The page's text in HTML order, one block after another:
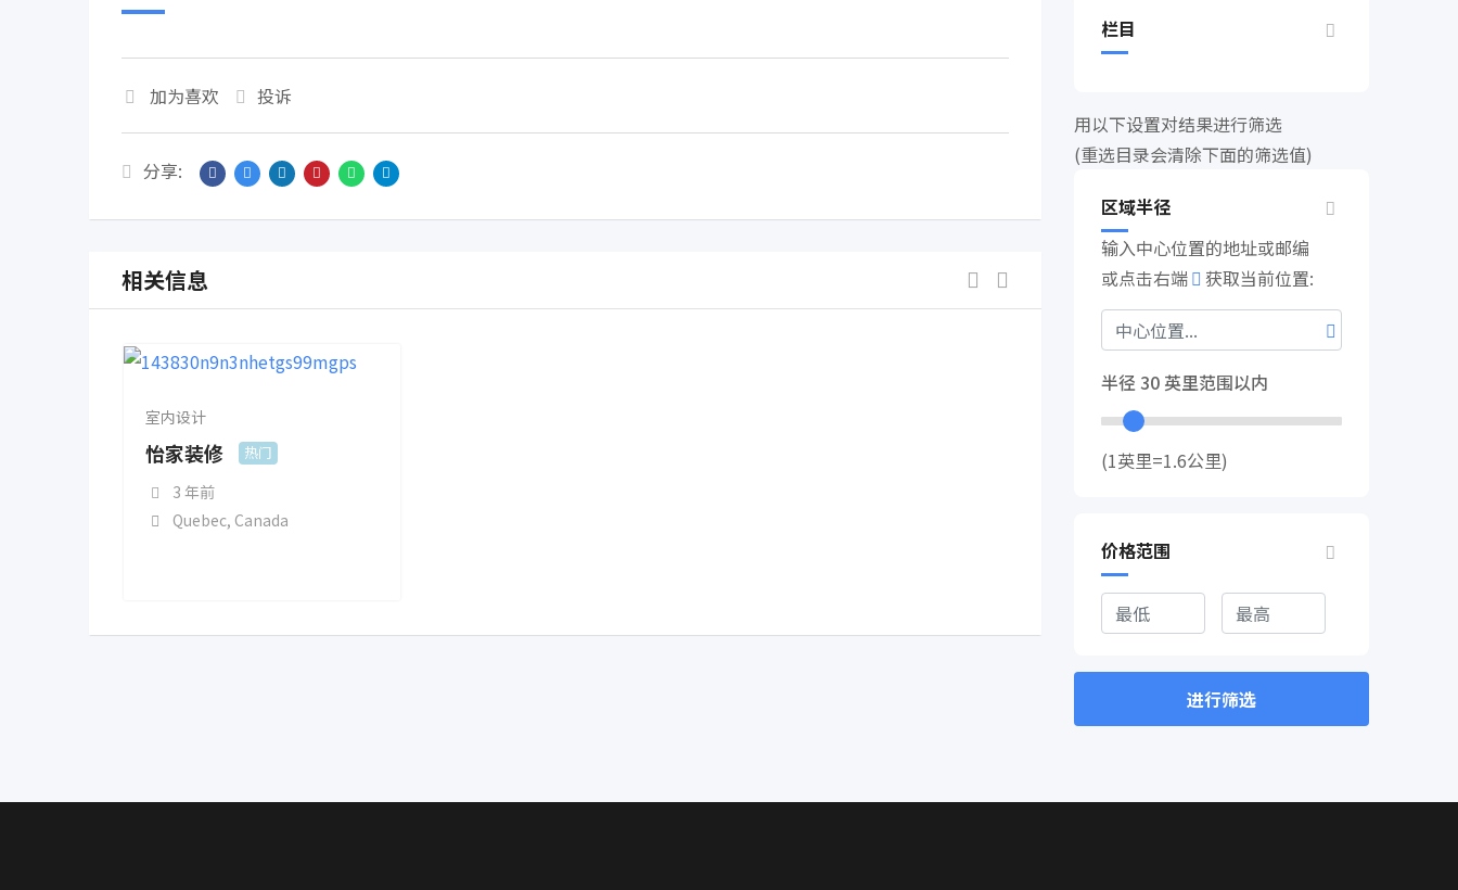
加为喜欢 投诉
分享:
相关信息
室内设计
怡家装修 热门
3 年前
Quebec, Canada
栏目
用以下设置对结果进行筛选
(重选目录会清除下面的筛选值)
区域半径
输入中心位置的地址或邮编
或点击右端
获取当前位置:
半径 30英里范围以内
(1英里=1.6公里)
价格范围
进行筛选